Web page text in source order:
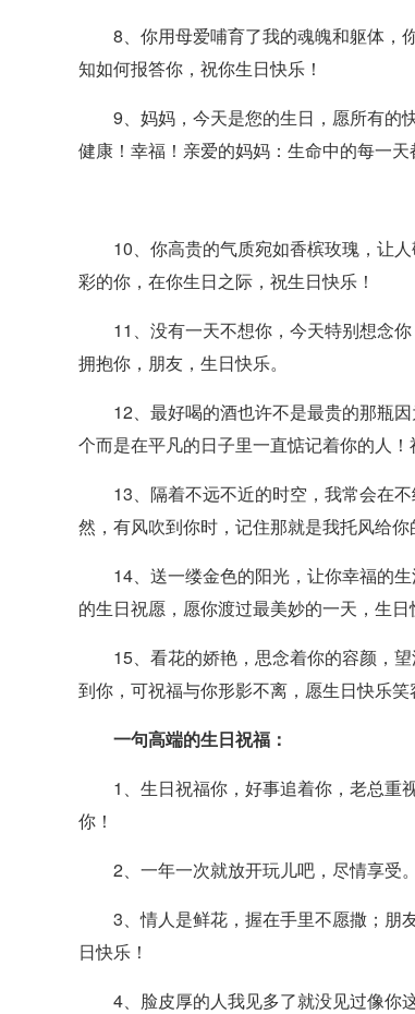
8、你用母爱哺育了我的魂魄和躯体，
知如何报答你，祝你生日快乐！
9、妈妈，今天是您的生日，愿所有的快
健康！幸福！亲爱的妈妈：生命中的每一天
10、你高贵的气质宛如香槟玫瑰，让人
彩的你，在你生日之际，祝生日快乐！
11、没有一天不想你，今天特别想念你
拥抱你，朋友，生日快乐。
12、最好喝的酒也许不是最贵的那瓶因
个而是在平凡的日子里一直惦记着你的人！
13、隔着不远不近的时空，我常会在不
然，有风吹到你时，记住那就是我托风给你
14、送一缕金色的阳光，让你幸福的生
的生日祝愿，愿你渡过最美妙的一天，生日
15、看花的娇艳，思念着你的容颜，望
到你，可祝福与你形影不离，愿生日快乐笑
一句高端的生日祝福：
1、生日祝福你，好事追着你，老总重
你！
2、一年一次就放开玩儿吧，尽情享受。
3、情人是鲜花，握在手里不愿撒；朋
日快乐！
4、脸皮厚的人我见多了就没见过像你